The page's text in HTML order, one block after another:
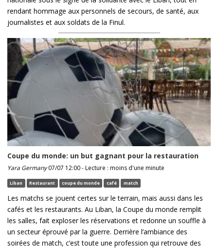
rendant hommage aux personnels de secours, de santé, aux
journalistes et aux soldats de la Finul.
Coupe du monde: un but gagnant pour la restauration
Yara Germany07/07 12:00 - Lecture : moins d'une minute
Liban Restaurant coupe du monde café match
Les matchs se jouent certes sur le terrain, mais aussi dans les
cafés et les restaurants. Au Liban, la Coupe du monde remplit
les salles, fait exploser les réservations et redonne un souffle à
un secteur éprouvé par la guerre. Derrière l’ambiance des
soirées de match, c’est toute une profession qui retrouve des